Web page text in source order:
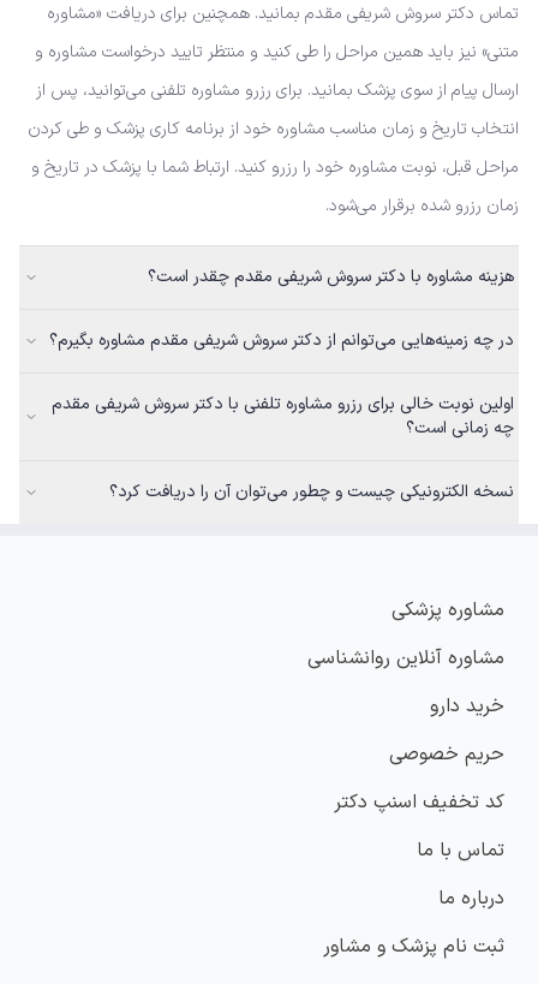
تماس دکتر سروش شریفی مقدم بمانید. همچنین برای دریافت «مشاوره
متنی» نیز باید همین مراحل را طی کنید و منتظر تایید درخواست مشاوره و
ارسال پیام از سوی پزشک بمانید. برای رزرو مشاوره تلفنی می‌توانید، پس از
انتخاب تاریخ و زمان مناسب مشاوره خود از برنامه کاری پزشک و طی کردن
مراحل قبل، نوبت مشاوره خود را رزرو کنید. ارتباط شما با پزشک در تاریخ و
زمان رزرو شده برقرار می‌شود.
هزینه مشاوره با دکتر سروش شریفی مقدم چقدر است؟
در چه زمینه‌هایی می‌توانم از دکتر سروش شریفی مقدم مشاوره بگیرم؟
اولین نوبت خالی برای رزرو مشاوره تلفنی با دکتر سروش شریفی مقدم
چه زمانی است؟
نسخه الکترونیکی چیست و چطور می‌توان آن را دریافت کرد؟
مشاوره پزشکی
مشاوره آنلاین روانشناسی
خرید دارو
حریم خصوصی
کد تخفیف اسنپ دکتر
تماس با ما
درباره ما
ثبت نام پزشک و مشاور